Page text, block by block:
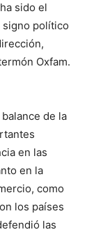
sido el
político
Oxfam.
de la
en las
en la
como
los países
las